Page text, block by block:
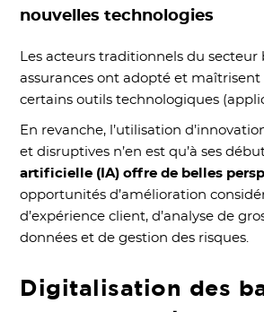
nouvelles technologies
Les acteurs traditionnels du secteur
assurances ont adopté et
certains outils technologiques
En revanche, l’utilisation
et disruptives n’en est qu’à ses
artificielle (IA) offre de belles
opportunités d’amélioration
d’expérience client, d’analyse de
données et de gestion des risques.
Digitalisation des